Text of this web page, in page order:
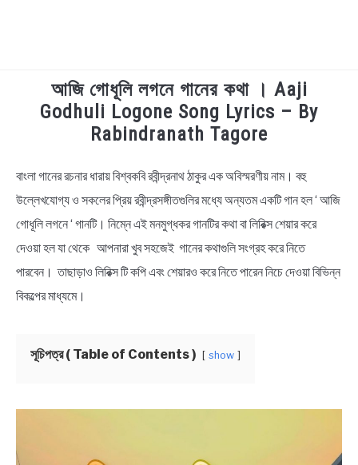
TECHNOLOGY
HEALTH & LIFESTYLE
BIOGRAPHY
EDUCATIONAL
BENGALI WISHES
NEWS
BENGALI LYRICS
BENGALI NAMES
আজি গোধূলি লগনে গানের কথা । Aaji
Godhuli Logone Song Lyrics – By
Rabindranath Tagore
in
Bengali
Lyrics
বাংলা গানের রচনার ধারায় বিশ্বকবি রবীন্দ্রনাথ ঠাকুর এক অবিস্মরণীয় নাম। বহু
উল্লেখযােগ্য ও সকলের প্রিয় রবীন্দ্রসঙ্গীতগুলির মধ্যে অন্যতম একটি গান হল ‘ আজি
গোধূলি লগনে ‘ গানটি। নিম্নে এই মনমুগ্ধকর গানটির কথা বা লিরিক্স শেয়ার করে
দেওয়া হল যা থেকে আপনারা খুব সহজেই গানের কথাগুলি সংগ্রহ করে নিতে
পারবেন। তাছাড়াও লিরিক্স টি কপি এবং শেয়ারও করে নিতে পারেন নিচে দেওয়া বিভিন্ন
বিকল্পের মাধ্যমে।
সূচিপত্র ( Table of Contents ) show